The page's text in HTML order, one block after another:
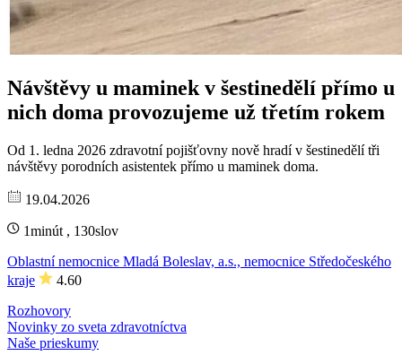
Návštěvy u maminek v šestinedělí přímo u
nich doma provozujeme už třetím rokem
Od 1. ledna 2026 zdravotní pojišťovny nově hradí v šestinedělí tři
návštěvy porodních asistentek přímo u maminek doma.
19.04.2026
1minút , 130slov
Oblastní nemocnice Mladá Boleslav, a.s., nemocnice Středočeského
kraje
4.60
Rozhovory
Novinky zo sveta zdravotníctva
Naše prieskumy